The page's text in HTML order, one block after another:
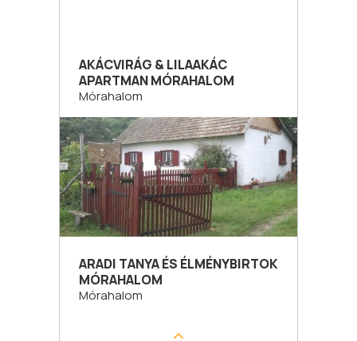
AKÁCVIRÁG & LILAAKÁC
APARTMAN MÓRAHALOM
Mórahalom
ARADI TANYA ÉS ÉLMÉNYBIRTOK
MÓRAHALOM
Mórahalom